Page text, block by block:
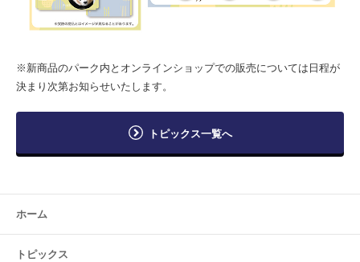
※新商品のパーク内とオンラインショップでの販売については⽇程が
決まり次第お知らせいたします。
トピックス一覧へ
ホーム
トピックス